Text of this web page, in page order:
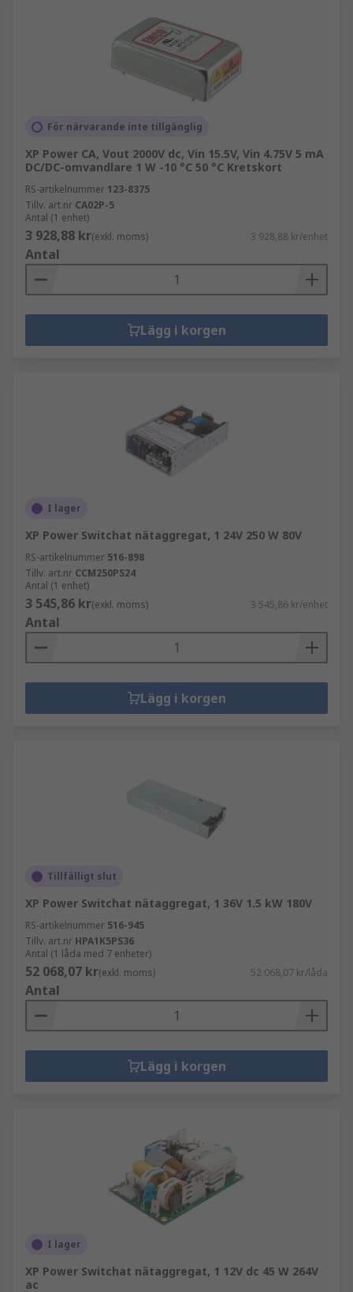
För närvarande inte tillgänglig
XP Power CA, Vout 2000V dc, Vin 15.5V, Vin 4.75V 5 mA
DC/DC-omvandlare 1 W -10 °C 50 °C Kretskort
RS-artikelnummer 123-8375
Tillv. art.nr CA02P-5
Antal (1 enhet)
3 928,88 kr(exkl. moms) 3 928,88 kr/enhet
Antal
Lägg i korgen
I lager
XP Power Switchat nätaggregat, 1 24V 250 W 80V
RS-artikelnummer 516-898
Tillv. art.nr CCM250PS24
Antal (1 enhet)
3 545,86 kr(exkl. moms) 3 545,86 kr/enhet
Antal
Lägg i korgen
Tillfälligt slut
XP Power Switchat nätaggregat, 1 36V 1.5 kW 180V
RS-artikelnummer 516-945
Tillv. art.nr HPA1K5PS36
Antal (1 låda med 7 enheter)
52 068,07 kr(exkl. moms) 52 068,07 kr/låda
Antal
Lägg i korgen
I lager
XP Power Switchat nätaggregat, 1 12V dc 45 W 264V
ac